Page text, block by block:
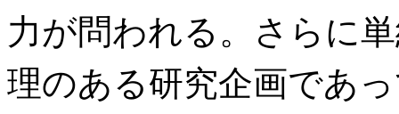
力が問われる。さらに
理のある研究企画であ